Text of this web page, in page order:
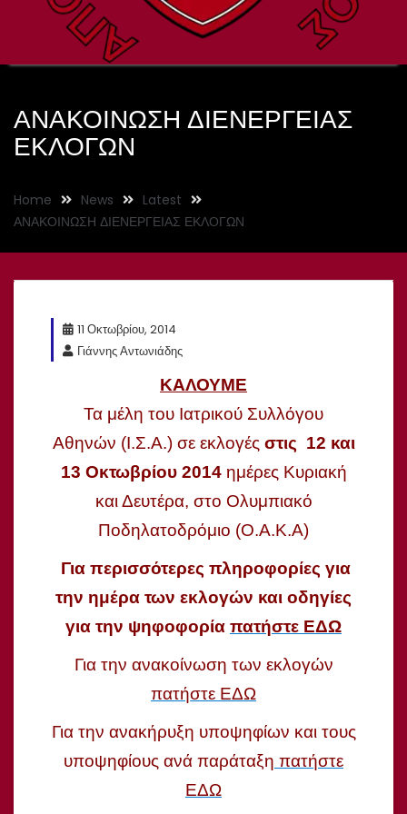
ΑΝΑΚΟΙΝΩΣΗ ΔΙΕΝΕΡΓΕΙΑΣ
ΕΚΛΟΓΩΝ
Home News
Latest
ΑΝΑΚΟΙΝΩΣΗ ΔΙΕΝΕΡΓΕΙΑΣ ΕΚΛΟΓΩΝ
11 Οκτωβρίου, 2014
Γιάννης Αντωνιάδης
ΚΑΛΟΥΜΕ
Τα μέλη του Ιατρικού Συλλόγου
Αθηνών (Ι.Σ.Α.) σε εκλογές στις 12 και
13 Οκτωβρίου 2014ημέρες Κυριακή
και Δευτέρα, στο Ολυμπιακό
Ποδηλατοδρόμιο (Ο.Α.Κ.Α)
Για περισσότερες πληροφορίες για
την ημέρα των εκλογών και οδηγίες
για την ψηφοφορία πατήστε ΕΔΩ
Για την ανακοίνωση των εκλογών
πατήστε ΕΔΩ
Για την ανακήρυξη υποψηφίων και τους
υποψηφίους ανά παράταξη πατήστε
ΕΔΩ